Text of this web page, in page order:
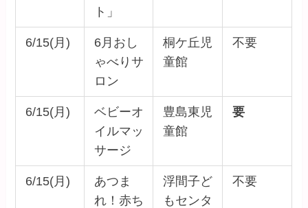
ト」
6/15(月)
6月おし
ゃべりサ
ロン
桐ケ丘児
童館
不要
6/15(月)
ベビーオ
イルマッ
サージ
豊島東児
童館
要
6/15(月)
あつま
れ！赤ち
浮間子ど
もセンタ
不要